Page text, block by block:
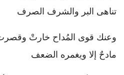
تناهى البر والشرف الصرف
وعنك قوى المُداح
مادحٌ إلا ويغمره الضعف